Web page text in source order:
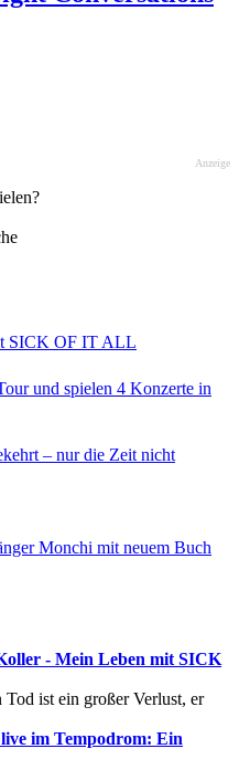
Anzeige
SICK OF IT ALL
und spielen 4 Konzerte in
– nur die Zeit nicht
Monchi mit neuem Buch
- Mein Leben mit SICK
Tod ist ein großer Verlust, er
im Tempodrom: Ein